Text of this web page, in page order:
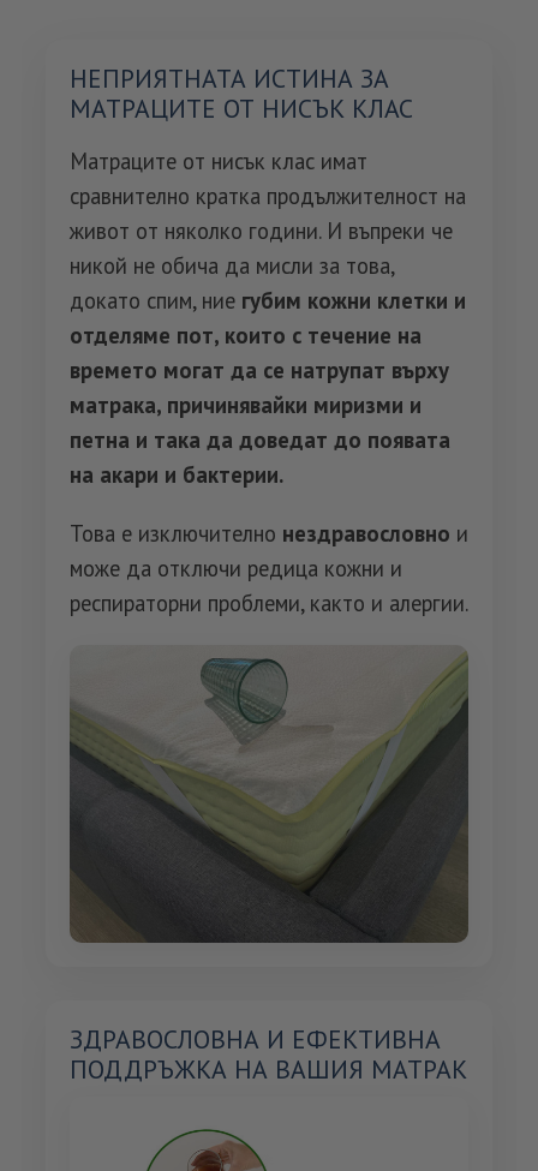
НЕПРИЯТНАТА ИСТИНА ЗА
МАТРАЦИТЕ ОТ НИСЪК КЛАС
Матраците от нисък клас имат
сравнително кратка продължителност на
живот от няколко години. И въпреки че
никой не обича да мисли за това,
докато спим, ние губим кожни клетки и
отделяме пот, които с течение на
времето могат да се натрупат върху
матрака, причинявайки миризми и
петна и така да доведат до появата
на акари и бактерии.
Това е изключително нездравословно и
може да отключи редица кожни и
респираторни проблеми, както и алергии.
ЗДРАВОСЛОВНА И ЕФЕКТИВНА
ПОДДРЪЖКА НА ВАШИЯ МАТРАК